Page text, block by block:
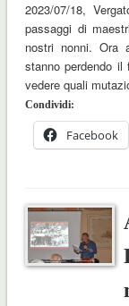
2023/07/18,
passaggi di
nostri nonni. Ora
stanno perdendo
vedere quali
Condividi:
Facebook